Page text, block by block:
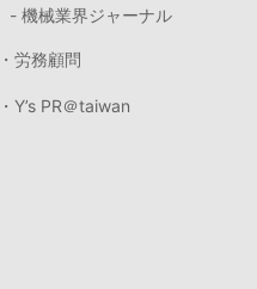
- 機械業界ジャーナル
・労務顧問
・Y’s PR＠taiwan